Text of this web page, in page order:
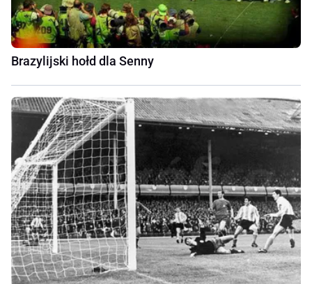
Brazylijski hołd dla Senny